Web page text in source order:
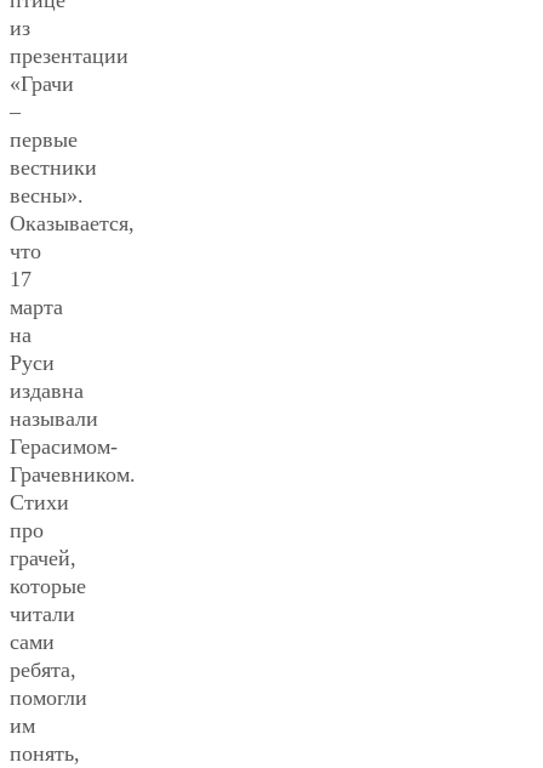
из
презентации
«Грачи
–
первые
вестники
весны».
Оказывается,
что
17
марта
на
Руси
издавна
называли
Герасимом-
Грачевником.
Стихи
про
грачей,
которые
читали
сами
ребята,
помогли
им
понять,